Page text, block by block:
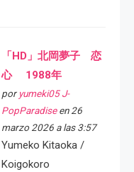
「HD」北岡夢子 恋
心 1988年
por yumeki05 J-
PopParadiseen 26
marzo 2026 a las 3:57
Yumeko Kitaoka /
Koigokoro